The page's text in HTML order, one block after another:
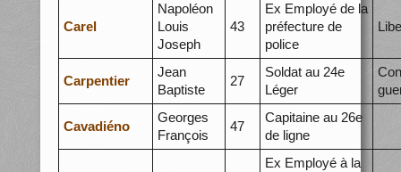
Carel
Napoléon
Louis
Joseph
43
Ex Employé de la
préfecture de
police
Carpentier
Jean
Baptiste
27
Soldat au 24e
Léger
Cavadiéno
Georges
François
47
Capitaine au 26e
de ligne
Ex Employé à la